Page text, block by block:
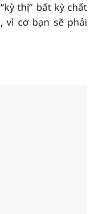
thị” bất kỳ chất
vì cơ bạn sẽ phải